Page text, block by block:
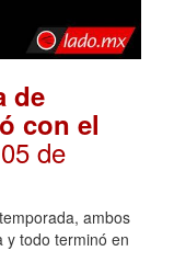
de
con el
de
ambos
y todo terminó en